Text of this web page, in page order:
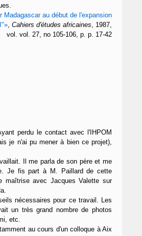
Madagascar au début de l'expansion
, Cahiers d'études africaines, 1987,
vol. vol. 27, no 105-106, p. p. 17-42
perdu le contact avec l'IHPOM
je n'ai pu mener à bien ce projet),
Il me parla de son père et me
Je fis part à M. Paillard de cette
maîtrise avec Jacques Valette sur
nécessaires pour ce travail. Les
un très grand nombre de photos
etc.
au cours d'un colloque à Aix